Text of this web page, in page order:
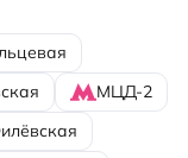
МЦД-2